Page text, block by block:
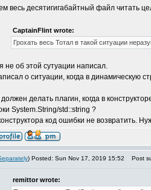
весь десятигигабайтный файл читать
CaptainFlint wrote:
Грохать весь Тотал в такой ситуации
не об этой сутуации написал.
о ситуации, когда в динамическую
делать плагин, когда в
System.String/std::string ?
код ошибки не возвратить.
) Posted: Sun Nov 17, 2019 15:52 Post
remittor wrote: